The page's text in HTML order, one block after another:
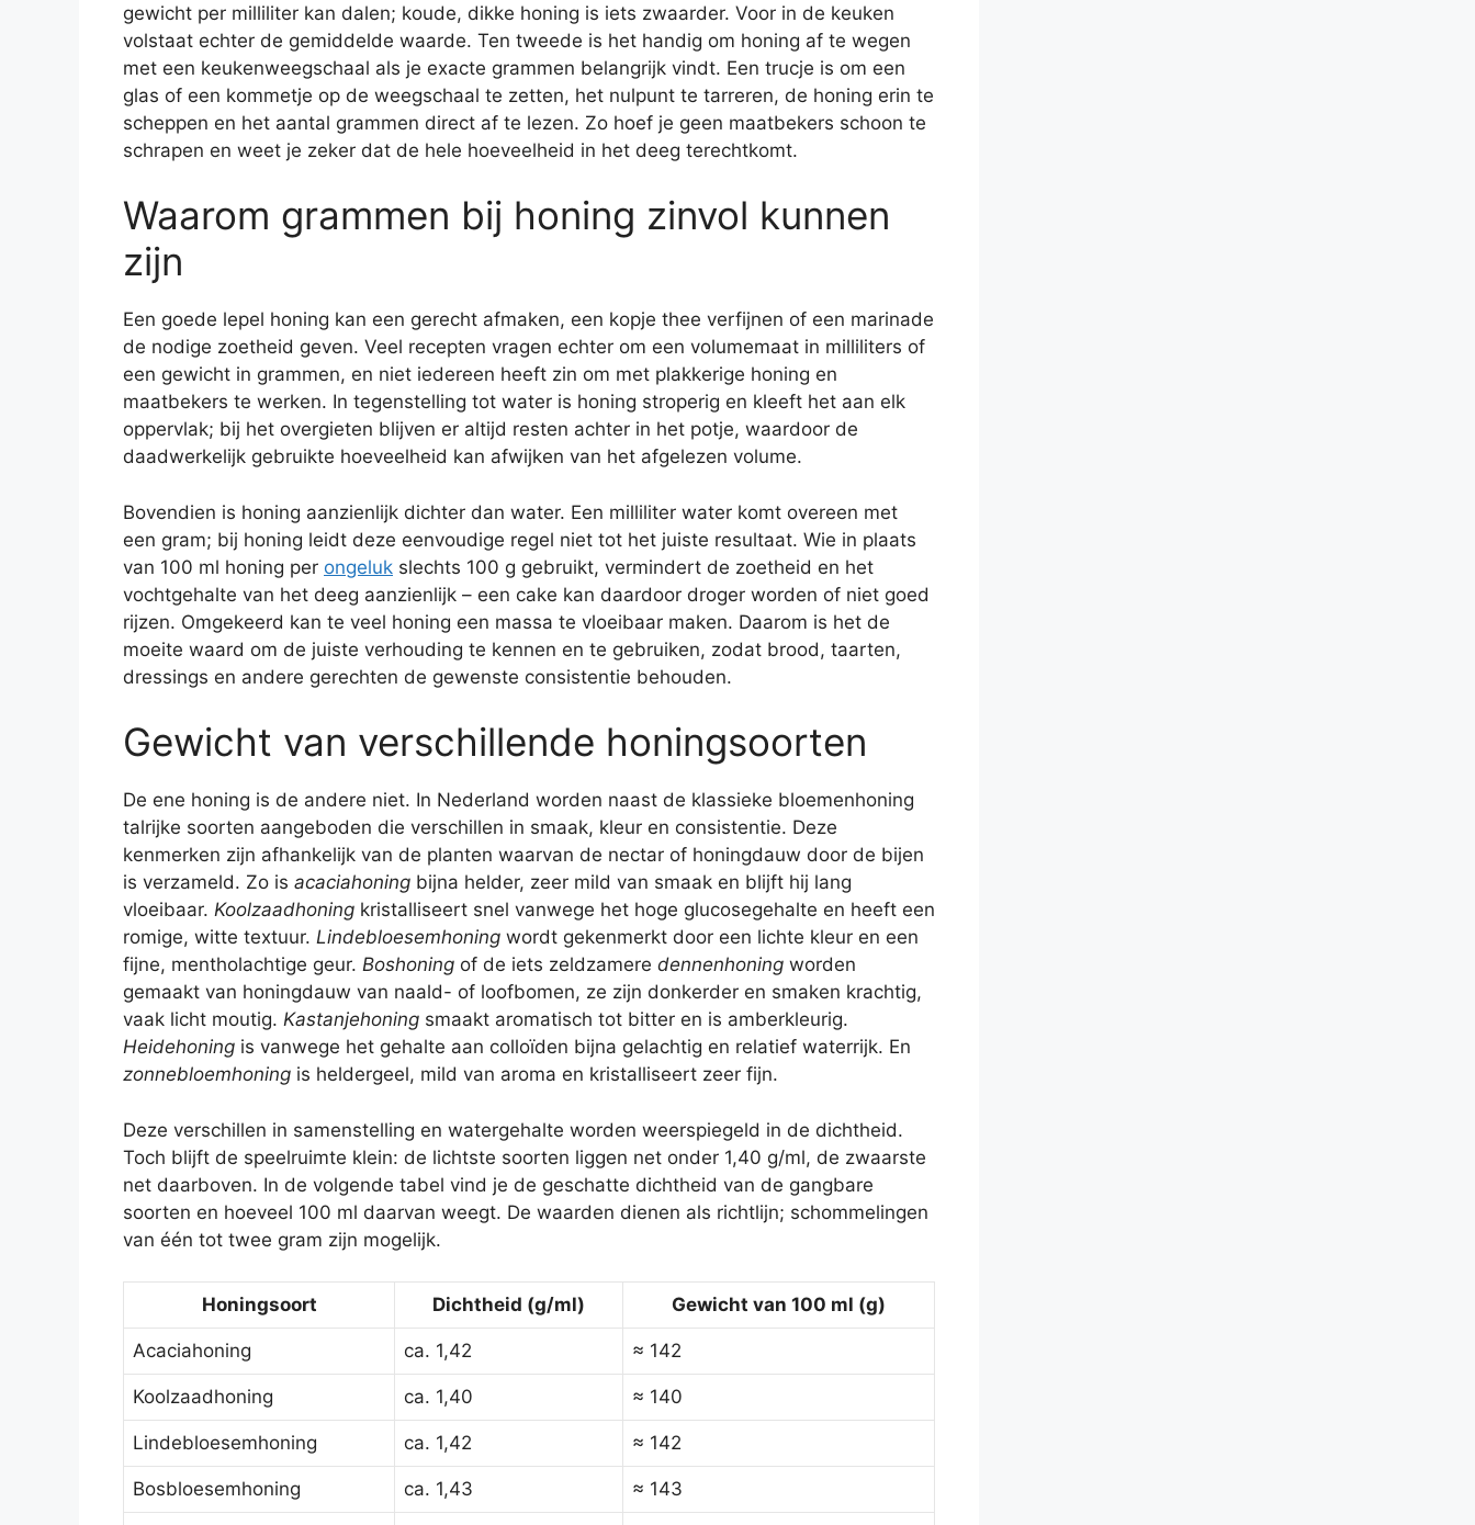
gewicht per milliliter kan dalen; koude, dikke honing is iets zwaarder. Voor in de keuken
volstaat echter de gemiddelde waarde. Ten tweede is het handig om honing af te wegen
met een keukenweegschaal als je exacte grammen belangrijk vindt. Een trucje is om een
glas of een kommetje op de weegschaal te zetten, het nulpunt te tarreren, de honing erin te
scheppen en het aantal grammen direct af te lezen. Zo hoef je geen maatbekers schoon te
schrapen en weet je zeker dat de hele hoeveelheid in het deeg terechtkomt.
Waarom grammen bij honing zinvol kunnen
zijn
Een goede lepel honing kan een gerecht afmaken, een kopje thee verfijnen of een marinade
de nodige zoetheid geven. Veel recepten vragen echter om een volumemaat in milliliters of
een gewicht in grammen, en niet iedereen heeft zin om met plakkerige honing en
maatbekers te werken. In tegenstelling tot water is honing stroperig en kleeft het aan elk
oppervlak; bij het overgieten blijven er altijd resten achter in het potje, waardoor de
daadwerkelijk gebruikte hoeveelheid kan afwijken van het afgelezen volume.
Bovendien is honing aanzienlijk dichter dan water. Een milliliter water komt overeen met
een gram; bij honing leidt deze eenvoudige regel niet tot het juiste resultaat. Wie in plaats
van 100 ml honing per ongeluk slechts 100 g gebruikt, vermindert de zoetheid en het
vochtgehalte van het deeg aanzienlijk – een cake kan daardoor droger worden of niet goed
rijzen. Omgekeerd kan te veel honing een massa te vloeibaar maken. Daarom is het de
moeite waard om de juiste verhouding te kennen en te gebruiken, zodat brood, taarten,
dressings en andere gerechten de gewenste consistentie behouden.
Gewicht van verschillende honingsoorten
De ene honing is de andere niet. In Nederland worden naast de klassieke bloemenhoning
talrijke soorten aangeboden die verschillen in smaak, kleur en consistentie. Deze
kenmerken zijn afhankelijk van de planten waarvan de nectar of honingdauw door de bijen
is verzameld. Zo is acaciahoning bijna helder, zeer mild van smaak en blijft hij lang
vloeibaar. Koolzaadhoning kristalliseert snel vanwege het hoge glucosegehalte en heeft een
romige, witte textuur. Lindebloesemhoning wordt gekenmerkt door een lichte kleur en een
fijne, mentholachtige geur. Boshoning of de iets zeldzamere dennenhoning worden
gemaakt van honingdauw van naald- of loofbomen, ze zijn donkerder en smaken krachtig,
vaak licht moutig. Kastanjehoning smaakt aromatisch tot bitter en is amberkleurig.
Heidehoning is vanwege het gehalte aan colloïden bijna gelachtig en relatief waterrijk. En
zonnebloemhoning is heldergeel, mild van aroma en kristalliseert zeer fijn.
Deze verschillen in samenstelling en watergehalte worden weerspiegeld in de dichtheid.
Toch blijft de speelruimte klein: de lichtste soorten liggen net onder 1,40 g/ml, de zwaarste
net daarboven. In de volgende tabel vind je de geschatte dichtheid van de gangbare
soorten en hoeveel 100 ml daarvan weegt. De waarden dienen als richtlijn; schommelingen
van één tot twee gram zijn mogelijk.
Honingsoort Dichtheid (g/ml) Gewicht van 100 ml (g)
Acaciahoning ca. 1,42 ≈ 142
Koolzaadhoning ca. 1,40 ≈ 140
Lindebloesemhoning ca. 1,42 ≈ 142
Bosbloesemhoning ca. 1,43 ≈ 143